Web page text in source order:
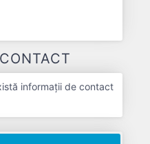
informații de contact